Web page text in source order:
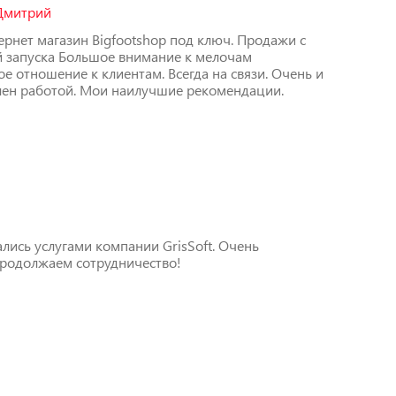
магазин Bigfootshop под ключ. Продажи с
запуска Большое внимание к мелочам
отношение к клиентам. Всегда на связи. Очень и
работой. Мои наилучшие рекомендации.
услугами компании GrisSoft. Очень
сотрудничество!